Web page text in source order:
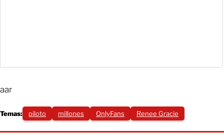
aar
Temas: piloto millones OnlyFans Renee Gracie